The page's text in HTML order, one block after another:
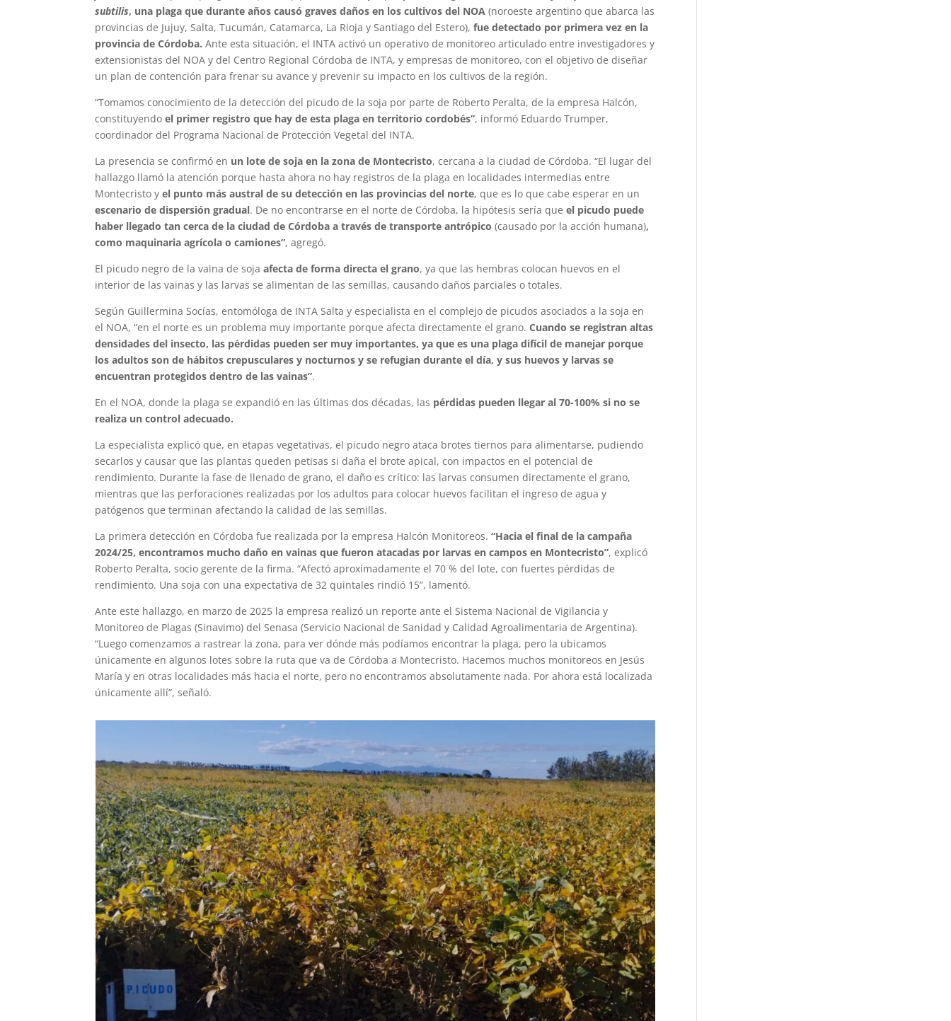
subtilis, una plaga que durante años causó graves daños en los cultivos del NOA(noroeste argentino que abarca las
provincias de Jujuy, Salta, Tucumán, Catamarca, La Rioja y Santiago del Estero), fue detectado por primera vez en la
provincia de Córdoba. Ante esta situación, el INTA activó un operativo de monitoreo articulado entre investigadores y
extensionistas del NOA y del Centro Regional Córdoba de INTA, y empresas de monitoreo, con el objetivo de diseñar
un plan de contención para frenar su avance y prevenir su impacto en los cultivos de la región.
“Tomamos conocimiento de la detección del picudo de la soja por parte de Roberto Peralta, de la empresa Halcón,
constituyendoel primer registro que hay de esta plaga en territorio cordobés”, informó Eduardo Trumper,
coordinador del Programa Nacional de Protección Vegetal del INTA.
La presencia se confirmó en un lote de soja en la zona de Montecristo, cercana a la ciudad de Córdoba. “El lugar del
hallazgo llamó la atención porque hasta ahora no hay registros de la plaga en localidades intermedias entre
Montecristo yel punto más austral de su detección en las provincias del norte, que es lo que cabe esperar en un
escenario de dispersión gradual. De no encontrarse en el norte de Córdoba, la hipótesis sería queel picudo puede
haber llegado tan cerca de la ciudad de Córdoba a través de transporte antrópico(causado por la acción humana),
como maquinaria agrícola o camiones”, agregó.
El picudo negro de la vaina de sojaafecta de forma directa el grano, ya que las hembras colocan huevos en el
interior de las vainas y las larvas se alimentan de las semillas, causando daños parciales o totales.
Según Guillermina Socías, entomóloga de INTA Salta y especialista en el complejo de picudos asociados a la soja en
el NOA, “en el norte es un problema muy importante porque afecta directamente el grano.Cuando se registran altas
densidades del insecto, las pérdidas pueden ser muy importantes, ya que es una plaga difícil de manejar porque
los adultos son de hábitos crepusculares y nocturnos y se refugian durante el día, y sus huevos y larvas se
encuentran protegidos dentro de las vainas”.
En el NOA, donde la plaga se expandió en las últimas dos décadas, las pérdidas pueden llegar al 70-100% si no se
realiza un control adecuado.
La especialista explicó que, en etapas vegetativas, el picudo negro ataca brotes tiernos para alimentarse, pudiendo
secarlos y causar que las plantas queden petisas si daña el brote apical, con impactos en el potencial de
rendimiento. Durante la fase de llenado de grano, el daño es crítico: las larvas consumen directamente el grano,
mientras que las perforaciones realizadas por los adultos para colocar huevos facilitan el ingreso de agua y
patógenos que terminan afectando la calidad de las semillas.
La primera detección en Córdoba fue realizada por la empresa Halcón Monitoreos.“Hacia el final de la campaña
2024/25, encontramos mucho daño en vainas que fueron atacadas por larvas en campos en Montecristo”, explicó
Roberto Peralta, socio gerente de la firma. “Afectó aproximadamente el 70 % del lote, con fuertes pérdidas de
rendimiento. Una soja con una expectativa de 32 quintales rindió 15”, lamentó.
Ante este hallazgo, en marzo de 2025 la empresa realizó un reporte ante el Sistema Nacional de Vigilancia y
Monitoreo de Plagas (Sinavimo) del Senasa (Servicio Nacional de Sanidad y Calidad Agroalimentaria de Argentina).
“Luego comenzamos a rastrear la zona, para ver dónde más podíamos encontrar la plaga, pero la ubicamos
únicamente en algunos lotes sobre la ruta que va de Córdoba a Montecristo. Hacemos muchos monitoreos en Jesús
María y en otras localidades más hacia el norte, pero no encontramos absolutamente nada. Por ahora está localizada
únicamente allí”, señaló.